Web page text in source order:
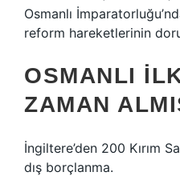
Osmanlı
reform hareketlerinin
OSMANLI
ZAMAN
İngiltere’den 200 Kırım
dış borçlanma.